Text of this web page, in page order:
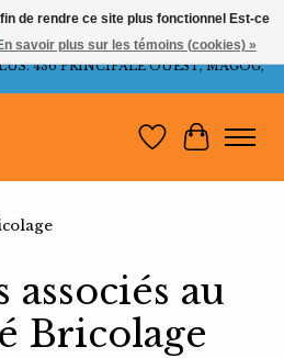
ET ONTARIO POUR LES
436 PRINCIPALE OUEST, MAGOG,
Liste dePanier
au
Bricolage
de rendre ce site plus fonctionnel Est-ce
savoir plus sur les témoins (cookies) »